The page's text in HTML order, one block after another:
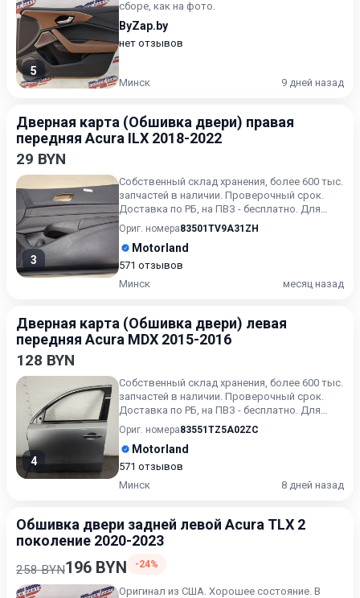
5
сборе, как на фото.
ByZap.by
нет отзывов
Минск 9 дней назад
Дверная карта (Обшивка двери) правая
передняя Acura ILX 2018-2022
29 BYN
3
Собственный склад хранения, более 600 тыс.
запчастей в наличии. Проверочный срок.
Доставка по РБ, на ПВЗ - бесплатно. Для
получения актуальн...
Ориг. номера83501TV9A31ZH
Motorland
571 отзывов
Минск
месяц назад
Дверная карта (Обшивка двери) левая
передняя Acura MDX 2015-2016
128 BYN
4
Собственный склад хранения, более 600 тыс.
запчастей в наличии. Проверочный срок.
Доставка по РБ, на ПВЗ - бесплатно. Для
получения актуальн...
Ориг. номера83551TZ5A02ZC
Motorland
571 отзывов
Минск
8 дней назад
Обшивка двери задней левой Acura TLX 2
поколение 2020-2023
258 BYN196 BYN -24%
Оригинал из США. Хорошее состояние. В